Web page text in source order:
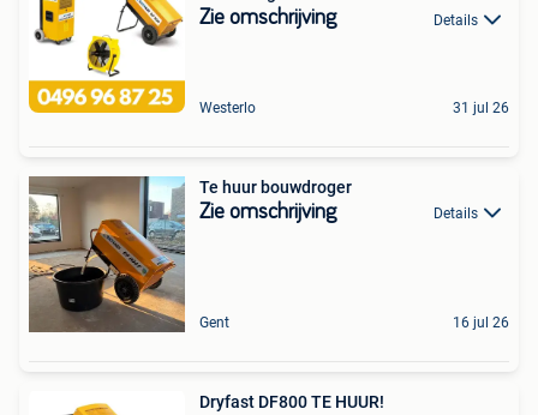
Zie omschrijving Details
Westerlo 31 jul 26
Te huur bouwdroger
Zie omschrijving Details
Gent 16 jul 26
Dryfast DF800 TE HUUR!